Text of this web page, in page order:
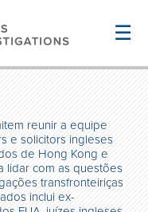
☰
reunir a equipe
e solicitors ingleses
de Hong Kong e
lidar com as questões
transfronteiriças
inclui ex-